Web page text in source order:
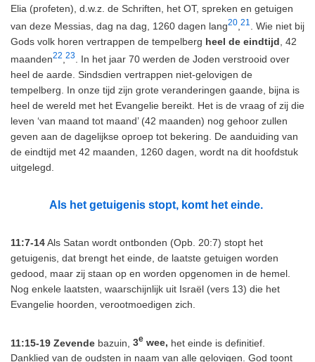
Elia (profeten), d.w.z. de Schriften, het OT, spreken en getuigen
van deze Messias, dag na dag, 1260 dagen lang20 21
. Wie niet bij
Gods volk horen vertrappen de tempelberg heel de eindtijd , 42
maanden22 23
. In het jaar 70 werden de Joden verstrooid over
heel de aarde. Sindsdien vertrappen niet-gelovigen de
tempelberg. In onze tijd zijn grote veranderingen gaande, bijna is
heel de wereld met het Evangelie bereikt. Het is de vraag of zij die
leven ‘van maand tot maand’ (42 maanden) nog gehoor zullen
geven aan de dagelijkse oproep tot bekering. De aanduiding van
de eindtijd met 42 maanden, 1260 dagen, wordt na dit hoofdstuk
uitgelegd.
Als het getuigenis stopt, komt het einde.
11:7-14Als Satan wordt ontbonden (Opb. 20:7) stopt het
getuigenis, dat brengt het einde, de laatste getuigen worden
gedood, maar zij staan op en worden opgenomen in de hemel.
Nog enkele laatsten, waarschijnlijk uit Israël (vers 13) die het
Evangelie hoorden, verootmoedigen zich.
11:15-19 Zevende bazuin, 3e wee, het einde is definitief.
Danklied van de oudsten in naam van alle gelovigen. God toont